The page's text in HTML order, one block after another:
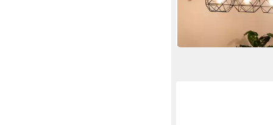
in 2-3 Werktagen bei dir